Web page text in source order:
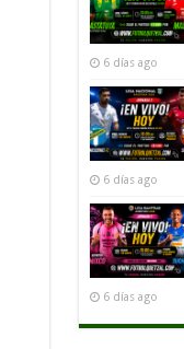
6 días ago
6 días ago
6 días ago